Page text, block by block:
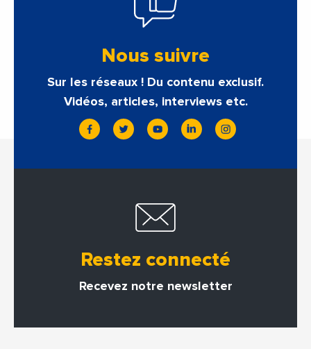
Nous suivre
Sur les réseaux ! Du contenu exclusif.
Vidéos, articles, interviews etc.
Restez connecté
Recevez notre newsletter